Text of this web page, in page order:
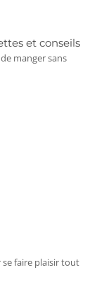
et conseils
manger sans
se faire plaisir tout